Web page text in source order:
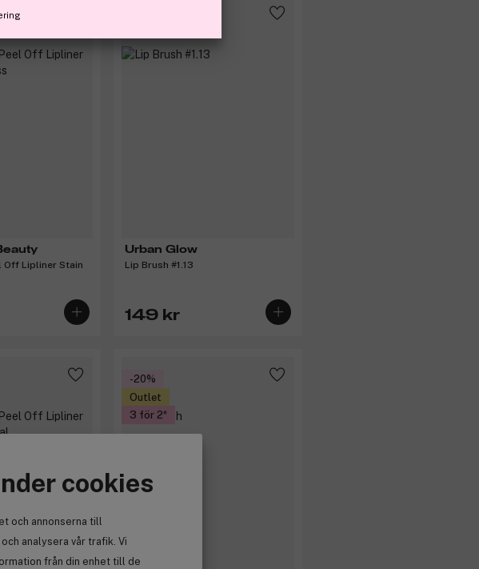
cookies
och annonserna till
analysera vår trafik. Vi
från din enhet till de
Off Lipliner Stain
Urban Glow
Lip Brush #1.13
149 kr
-20%
Outlet
3 för 2